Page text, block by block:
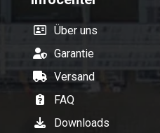
Über uns
Garantie
Versand
FAQ
Downloads